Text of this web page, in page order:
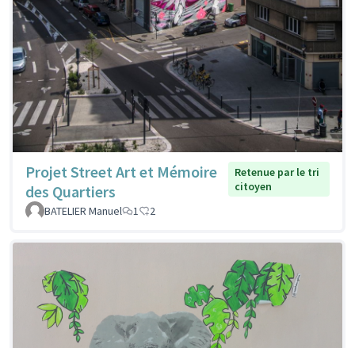
Projet Street Art et Mémoire
des Quartiers
Retenue par le tri
citoyen
BATELIER Manuel
1 2